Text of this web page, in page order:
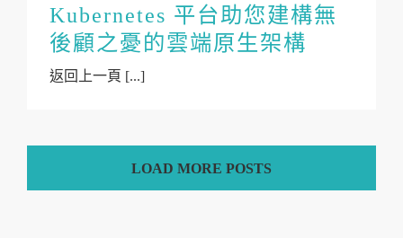
Kubernetes 平台助您建構無
後顧之憂的雲端原生架構
返回上一頁 [...]
LOAD MORE POSTS